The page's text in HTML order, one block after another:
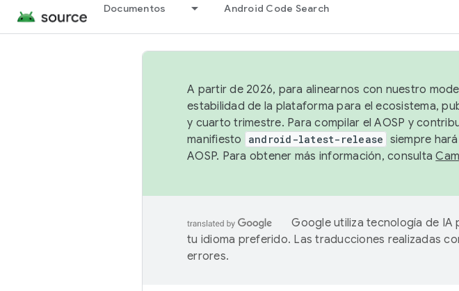
Documentos Android Code Search
A partir de 2026, para alinearnos con nuestro
estabilidad de la plataforma para el ecosistema,
y cuarto trimestre. Para compilar el AOSP y
manifiesto
android-latest-release siempre
AOSP. Para obtener más información, consulta
Google utiliza tecnología de
tu idioma preferido. Las traducciones realizadas
errores.